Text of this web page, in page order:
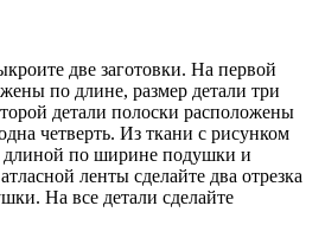
две заготовки. На первой
по длине, размер детали три
детали полоски расположены
четверть. Из ткани с рисунком
длиной по ширине подушки и
ленты сделайте два отрезка
На все детали сделайте